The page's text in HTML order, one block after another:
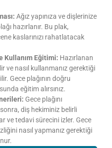
Ağız yapınıza ve dişlerinize
hazırlanır. Bu plak,
kaslarınızı rahatlatacak
Kullanım Eğitimi: Hazırlanan
ve nasıl kullanmanız gerektiği
Gece plağının doğru
eğitim alırsınız.
Gece plağını
diş hekiminiz belirli
ve tedavi sürecini izler. Gece
nasıl yapmanız gerektiği